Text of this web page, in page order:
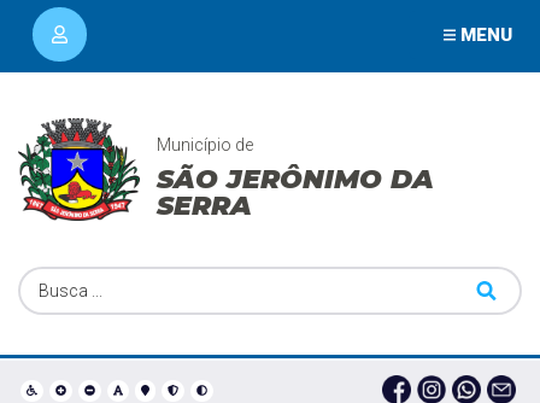
MENU
Município de
SÃO JERÔNIMO DA
SERRA